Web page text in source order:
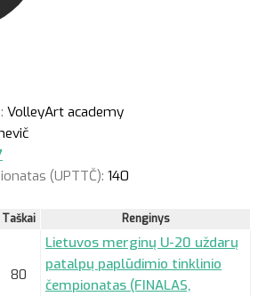
VolleyArt academy
(UPTTČ): 140
Taškai Renginys
80
Lietuvos merginų U-20 uždarų
patalpų paplūdimio tinklinio
čempionatas (FINALAS,